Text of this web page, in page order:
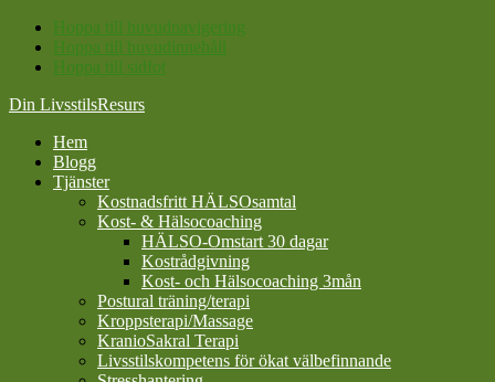
Hoppa till huvudnavigering
Hoppa till huvudinnehåll
Hoppa till sidfot
Din LivsstilsResurs
Hem
Blogg
Tjänster
Kostnadsfritt HÄLSOsamtal
Kost- & Hälsocoaching
HÄLSO-Omstart 30 dagar
Kostrådgivning
Kost- och Hälsocoaching 3mån
Postural träning/terapi
Kroppsterapi/Massage
KranioSakral Terapi
Livsstilskompetens för ökat välbefinnande